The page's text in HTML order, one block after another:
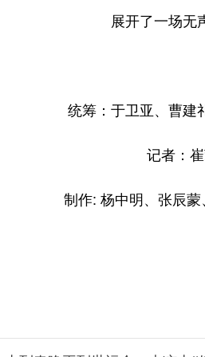
展开了一场无声
统筹：于卫亚、曹建
记者：崔
制作: 杨中明、张辰蒙